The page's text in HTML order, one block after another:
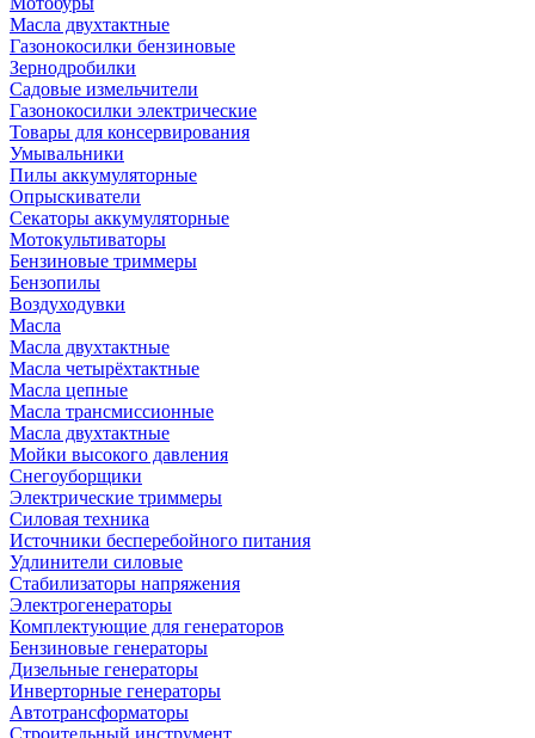
Масла двухтактные
Газонокосилки бензиновые
Зернодробилки
Садовые измельчители
Газонокосилки электрические
Товары для консервирования
Умывальники
Пилы аккумуляторные
Опрыскиватели
Секаторы аккумуляторные
Мотокультиваторы
Бензиновые триммеры
Бензопилы
Воздуходувки
Масла
Масла двухтактные
Масла четырёхтактные
Масла цепные
Масла трансмиссионные
Масла двухтактные
Мойки высокого давления
Снегоуборщики
Электрические триммеры
Силовая техника
Источники бесперебойного питания
Удлинители силовые
Стабилизаторы напряжения
Электрогенераторы
Комплектующие для генераторов
Бензиновые генераторы
Дизельные генераторы
Инверторные генераторы
Автотрансформаторы
Строительный инструмент